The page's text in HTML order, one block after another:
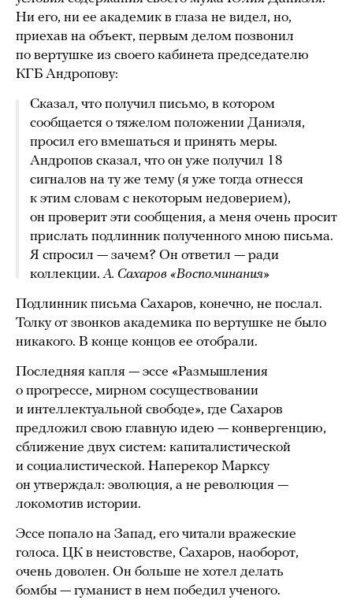
Ни его, ни ее академик в глаза не видел, но,
приехав на объект, первым делом позвонил
по вертушке из своего кабинета председателю
КГБ Андропову:
Сказал, что получил письмо, в котором
сообщается о тяжелом положении Даниэля,
просил его вмешаться и принять меры.
Андропов сказал, что он уже получил 18
сигналов на ту же тему (я уже тогда отнесся
к этим словам с некоторым недоверием),
он проверит эти сообщения, а меня очень просит
прислать подлинник полученного мною письма.
Я спросил — зачем? Он ответил — ради
коллекции.А. Сахаров «Воспоминания»
Подлинник письма Сахаров, конечно, не послал.
Толку от звонков академика по вертушке не было
никакого. В конце концов ее отобрали.
Последняя капля — эссе «Размышления
о прогрессе, мирном сосуществовании
и интеллектуальной свободе», где Сахаров
предложил свою главную идею — конвергенцию,
сближение двух систем: капиталистической
и социалистической. Наперекор Марксу
он утверждал: эволюция, а не революция —
локомотив истории.
Эссе попало на Запад, его читали вражеские
голоса. ЦК в неистовстве, Сахаров, наоборот,
очень доволен. Он больше не хотел делать
бомбы — гуманист в нем победил ученого.